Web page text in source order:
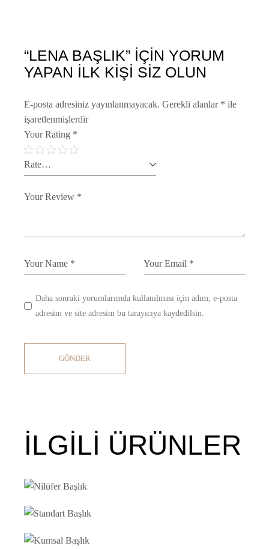
“LENA BAŞLIK” IÇIN YORUM
YAPAN ILK KIŞI SIZ OLUN
E-posta adresiniz yayınlanmayacak. Gerekli alanlar * ile
işaretlenmişlerdir
Your Rating *
Daha sonraki yorumlarımda kullanılması için adım, e-posta
adresim ve site adresim bu tarayıcıya kaydedilsin.
GÖNDER
İLGILI ÜRÜNLER